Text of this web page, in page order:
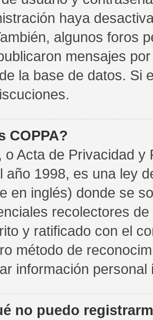
haya
algunos foros
mensajes
la base de datos. Si
COPPA?
o Acta de Privacidad
año 1998, es una ley
en inglés) donde se
recolectores
y ratificado con el
método de
información
no puedo